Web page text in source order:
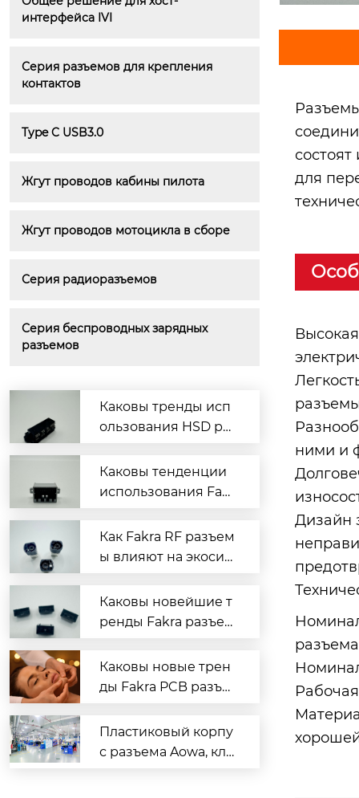
интерфейса IVI
Серия разъемов для крепления
контактов
Type C USB3.0
Жгут проводов кабины пилота
Жгут проводов мотоцикла в сборе
Серия радиоразъемов
Серия беспроводных зарядных
разъемов
Каковы тренды исп
ользования HSD ра
Каковы тенденции
использования Fakr
Как Fakra RF разъем
ы влияют на экосис
Каковы новейшие т
ренды Fakra разъем
Каковы новые трен
ды Fakra PCB разъё
Пластиковый корпу
с разъема Aowa, кле
для
ними и
Дизайн